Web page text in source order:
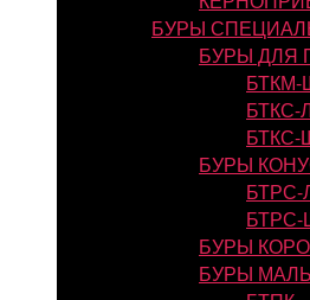
БУРЫ
БУРЫ ДЛЯ
БТКС-
БТКС-
БУРЫ
БТРС-
БУРЫ
БУРЫ